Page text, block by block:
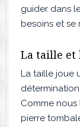
guider dans
besoins et
La taille et
La taille joue
Comme nous
pierre